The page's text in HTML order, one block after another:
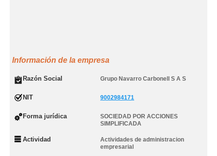
Información de la empresa
Razón Social Grupo Navarro Carbonell S A S
NIT 9002984171
Forma jurídica
SOCIEDAD POR ACCIONES
SIMPLIFICADA
Actividad
Actividades de administracion
empresarial